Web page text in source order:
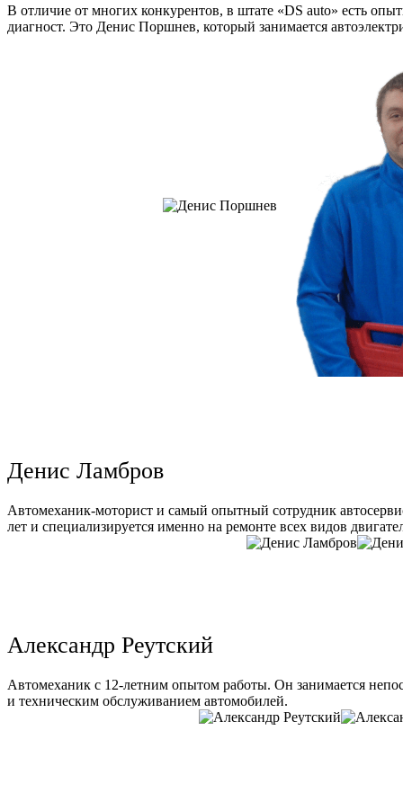
В отличие от многих конкурентов, в штате «DS auto» есть
диагност. Это Денис Поршнев, который занимается
Денис Ламбров
Автомеханик-моторист и самый опытный сотрудник
лет и специализируется именно на ремонте всех видов
Александр Реутский
Автомеханик с 12-летним опытом работы. Он занимается
и техническим обслуживанием автомобилей.